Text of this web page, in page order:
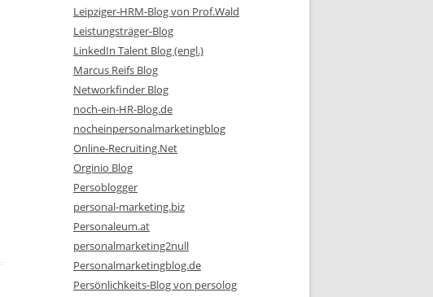
Leipziger-HRM-Blog von Prof.Wald
Leistungsträger-Blog
LinkedIn Talent Blog (engl.)
Marcus Reifs Blog
Networkfinder Blog
noch-ein-HR-Blog.de
nocheinpersonalmarketingblog
Online-Recruiting.Net
Orginio Blog
Persoblogger
personal-marketing.biz
Personaleum.at
personalmarketing2null
Personalmarketingblog.de
Persönlichkeits-Blog von persolog